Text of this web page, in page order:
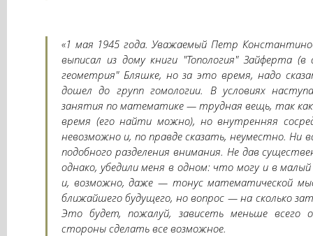
«1 мая 1945 года. Уважаемый Петр
выписал из дому книги "Топология" Зайферта (в
геометрия" Бляшке, но за это время, надо
дошел до групп гомологии. В условиях
занятия по математике — трудная вещь, так
время (его найти можно), но внутренняя
невозможно и, по правде сказать, неуместно.
подобного разделения внимания. Не дав
однако, убедили меня в одном: что могу и в
и, возможно, даже — тонус математической
ближайшего будущего, но вопрос — на сколько
Это будет, пожалуй, зависеть меньше всего
стороны сделать все возможное.